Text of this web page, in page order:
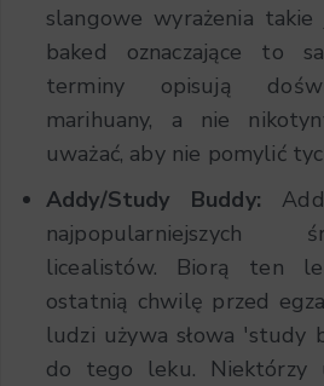
slangowe wyrażenia
baked oznaczające to
terminy opisują
marihuany, a nie
uważać, aby nie pomylić
Addy/Study Buddy:
najpopularniejszych
licealistów. Biorą ten
ostatnią chwilę przed
ludzi używa słowa 'study
do tego leku. Niektórzy